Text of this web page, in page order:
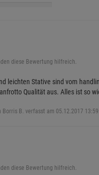
diese Bewertung hilfreich.
leichten Stative sind vom
Qualität aus. Alles ist so
Borris B. verfasst am 05.12.2017
diese Bewertung hilfreich.